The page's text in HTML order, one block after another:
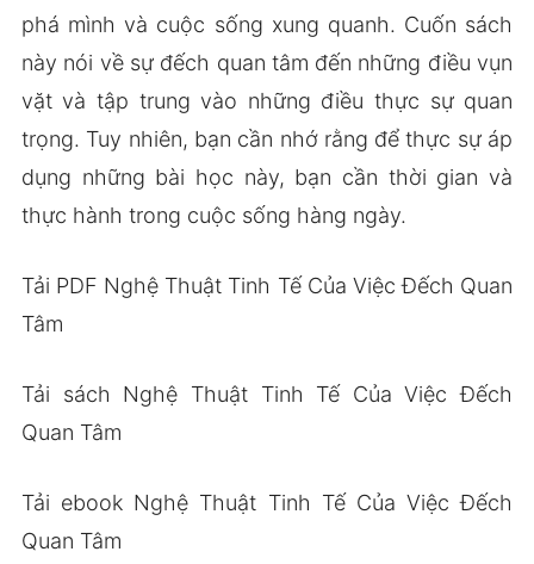
phá mình và cuộc sống xung quanh. Cuốn sách
này nói về sự đếch quan tâm đến những điều vụn
vặt và tập trung vào những điều thực sự quan
trọng. Tuy nhiên, bạn cần nhớ rằng để thực sự áp
dụng những bài học này, bạn cần thời gian và
thực hành trong cuộc sống hàng ngày.
Tải PDF Nghệ Thuật Tinh Tế Của Việc Đếch Quan
Tâm
Tải sách Nghệ Thuật Tinh Tế Của Việc Đếch
Quan Tâm
Tải ebook Nghệ Thuật Tinh Tế Của Việc Đếch
Quan Tâm